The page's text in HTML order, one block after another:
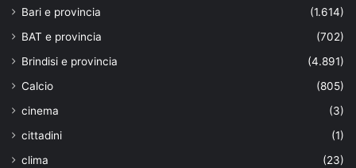
Bari e provincia
(1.614)
BAT e provincia
(702)
Brindisi e provincia
(4.891)
Calcio
(805)
cinema
(3)
cittadini
(1)
clima
(23)